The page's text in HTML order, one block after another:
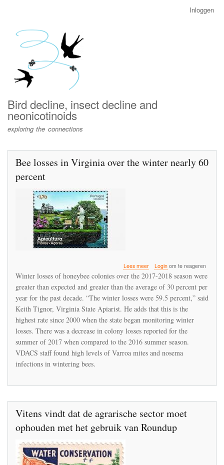
menu
Inloggen
Bird decline, insect decline and
neonicotinoids
exploring the connections
Bee losses in Virginia over the winter nearly 60
percent
Lees meerover
Bee
in
Virginia
over
winter
nearly
60
percent
Loginom te reageren
Winter losses of honeybee colonies over the 2017-2018 season were
greater than expected and greater than the average of 30 percent per
year for the past decade. “The winter losses were 59.5 percent,” said
Keith Tignor, Virginia State Apiarist. He adds that this is the
highest rate since 2000 when the state began monitoring winter
losses. There was a decrease in colony losses reported for the
summer of 2017 when compared to the 2016 summer season.
VDACS staff found high levels of Varroa mites and nosema
infections in wintering bees.
Vitens vindt dat de agrarische sector moet
ophouden met het gebruik van Roundup